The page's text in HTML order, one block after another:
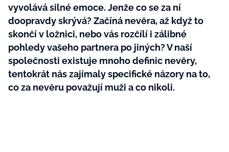
vyvolává silné emoce. Jenže co se za ní
doopravdy skrývá? Začíná nevěra, až když to
skončí v ložnici, nebo vás rozčílí i zálibné
pohledy vašeho partnera po jiných? V naší
společnosti existuje mnoho definic nevěry,
tentokrát nás zajímaly specifické názory na to,
co za nevěru považují muži a co nikoli.